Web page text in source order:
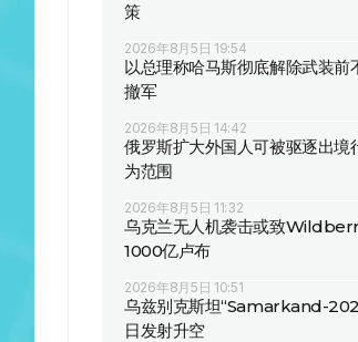
策
2026年8月5日 19:54
以总理称哈马斯彻底解除武装前
撤军
2026年8月5日 14:42
俄罗斯扩大外国人可被驱逐出境
为范围
2026年8月5日 11:32
乌克兰无人机袭击或致
1000亿卢布
2026年8月5日 10:51
乌兹别克斯坦“Samarkand-
日发射升空